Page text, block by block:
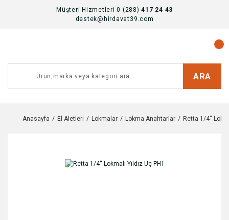
Müşteri Hizmetleri 0 (288)417 24 43
destek@hirdavat39.com
ARA
Anasayfa El Aletleri Lokmalar Lokma Anahtarlar Retta 1/4''